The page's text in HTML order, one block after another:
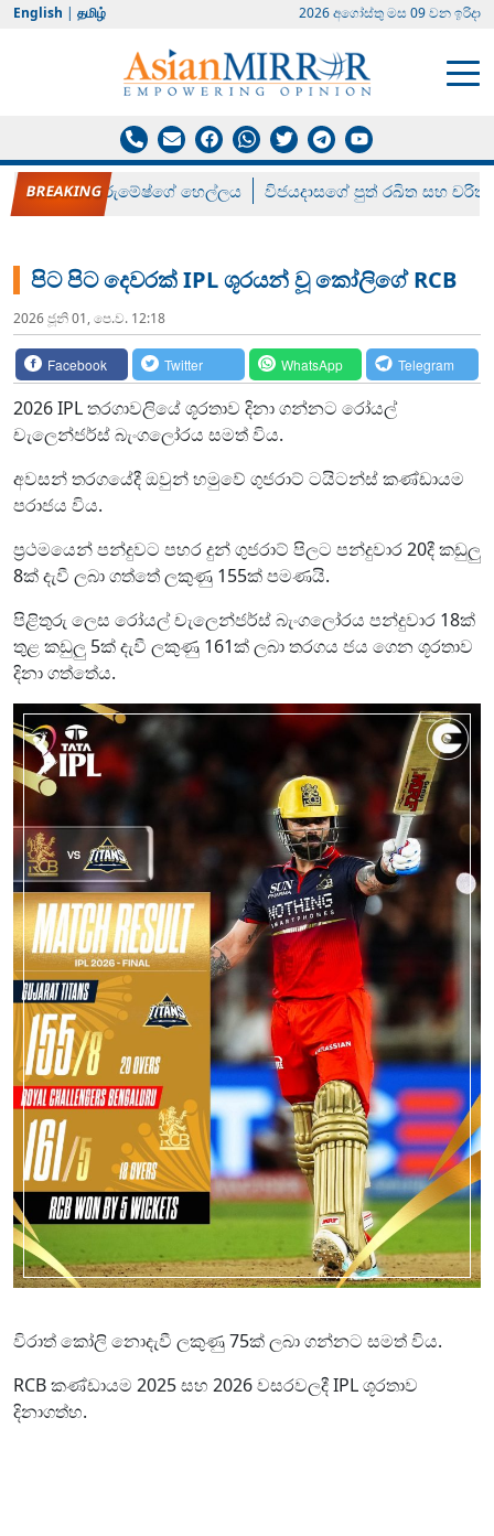
English | தமிழ் 2026 අගෝස්‍තු මස 09 වන ඉරිදා
රන් ගෙනා රුමේෂ්ගේ හෙල්ලය විජයදාසගේ පුත් රඛිත සහ චරිත්
පිට පිට දෙවරක් IPL ශූරයන් වූ කෝලිගේ RCB
2026 ජූනි 01, පෙ.ව. 12:18
Facebook Twitter WhatsApp Telegram
2026 IPL තරගාවලියේ ශූරතාව දිනා ගන්නට රෝයල්
චැලෙන්ජර්ස් බැංගලෝරය සමත් විය.
අවසන් තරගයේදී ඔවුන් හමුවේ ගුජරාට් ටයිටන්ස් කණ්ඩායම
පරාජය විය.
ප්‍රථමයෙන් පන්දුවට පහර දුන් ගුජරාට් පිලට පන්දුවාර 20දී කඩුලු
8ක් දැවී ලබා ගත්තේ ලකුණු 155ක් පමණයි.
පිළිතුරු ලෙස රෝයල් චැලෙන්ජර්ස් බැංගලෝරය පන්දුවාර 18ක්
තුළ කඩුලු 5ක් දැවී ලකුණු 161ක් ලබා තරගය ජය ගෙන ශූරතාව
දිනා ගත්තේය.
විරාත් කෝලි නොදැවී ලකුණු 75ක් ලබා ගන්නට සමත් විය.
RCB කණ්ඩායම 2025 සහ 2026 වසරවලදී IPL ශූරතාව
දිනාගත්හ.